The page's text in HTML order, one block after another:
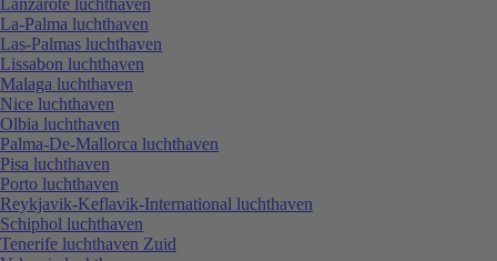
La-Palma luchthaven
Las-Palmas luchthaven
Lissabon luchthaven
Malaga luchthaven
Nice luchthaven
Olbia luchthaven
Palma-De-Mallorca luchthaven
Pisa luchthaven
Porto luchthaven
Reykjavik-Keflavik-International luchthaven
Schiphol luchthaven
Tenerife luchthaven Zuid